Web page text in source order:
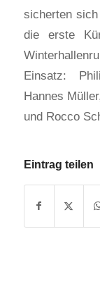
sicherten
die erste
Einsatz:
Hannes
und Rocco
Eintrag teilen